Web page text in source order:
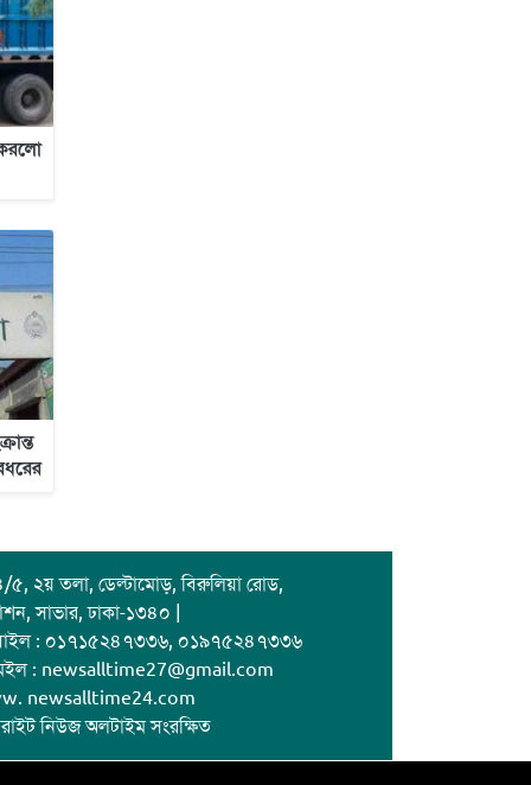
করলো
৫, ২য় তলা, ডেল্টামোড়, বিরুলিয়া রোড,
সাভার, ঢাকা-১৩৪০ |
: ০১৭১৫২৪৭৩৩৬, ০১৯৭৫২৪৭৩৩৬
: newsalltime27@gmail.com
newsalltime24.com
নিউজ অলটাইম সংরক্ষিত